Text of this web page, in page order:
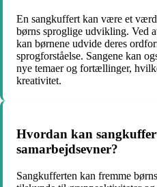
En sangkuffert kan være et
børns sproglige udvikling. Ved
kan børnene udvide deres
sprogforståelse. Sangene kan
nye temaer og fortællinger,
kreativitet.
Hvordan kan
samarbejdsevner?
Sangkufferten kan fremme